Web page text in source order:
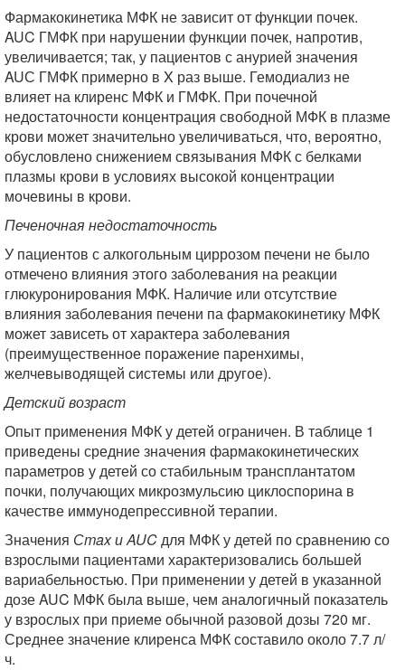
Фармакокинетика МФК не зависит от функции почек.
AUC ГМФК при нарушении функции почек, напротив,
увеличивается; так, у пациентов с анурией значения
AUС ГМФК примерно в X раз выше. Гемодиализ не
влияет на клиренс МФК и ГМФК. При почечной
недостаточности концентрация свободной МФК в плазме
крови может значительно увеличиваться, что, вероятно,
обусловлено снижением связывания МФК с белками
плазмы крови в условиях высокой концентрации
мочевины в крови.
Печеночная недостаточность
У пациентов с алкогольным циррозом печени не было
отмечено влияния этого заболевания на реакции
глюкуронирования МФК. Наличие или отсутствие
влияния заболевания печени па фармакокинетику МФК
может зависеть от характера заболевания
(преимущественное поражение паренхимы,
желчевыводящей системы или другое).
Детский возраст
Опыт применения МФК у детей ограничен. В таблице 1
приведены средние значения фармакокинетических
параметров у детей со стабильным трансплантатом
почки, получающих микрозмульсию циклоспорина в
качестве иммунодепрессивной терапии.
Значения Сmax и AUCдля МФК у детей по сравнению со
взрослыми пациентами характеризовались большей
вариабельностью. При применении у детей в указанной
дозе AUC МФК была выше, чем аналогичный показатель
у взрослых при приеме обычной разовой дозы 720 мг.
Среднее значение клиренса МФК составило около 7.7 л/
ч.